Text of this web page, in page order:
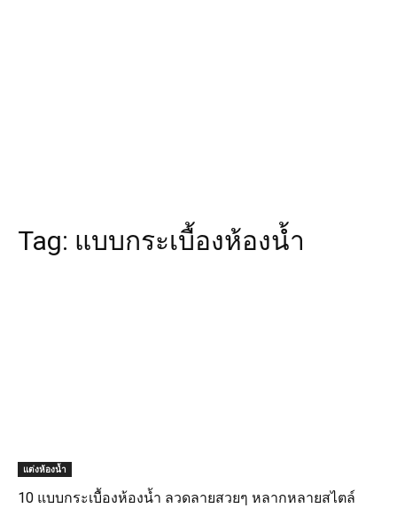
Tag: แบบกระเบื้องห้องน้ำ
แต่งห้องน้ำ
10 แบบกระเบื้องห้องน้ำ ลวดลายสวยๆ หลากหลายสไตล์